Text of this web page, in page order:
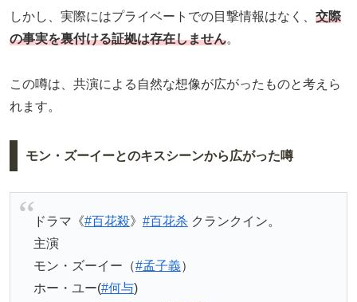
しかし、実際にはプライベートでの目撃情報はなく、 交際
の事実を裏付ける証拠は存在しません。
この噂は、共演による自然な想像が広がったものと考えら
れます。
モン・ズーイーとのキスシーンから広がった噂
ドラマ《#百花殺》 #百花杀クランクイン。
主演
モン・ズーイー（#孟子義）
ホー・ユー(#何与)